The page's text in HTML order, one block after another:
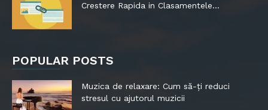
Crestere Rapida in Clasamentele...
POPULAR POSTS
Muzica de relaxare: Cum să-ți reduci
stresul cu ajutorul muzicii